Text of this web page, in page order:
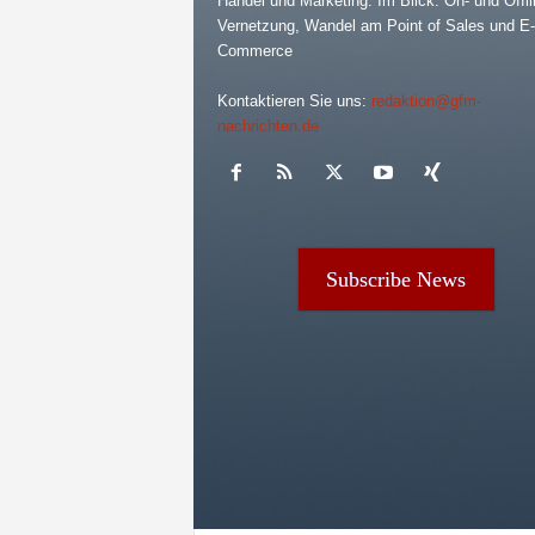
Vernetzung, Wandel am Point of Sales und E-
Commerce
Kontaktieren Sie uns: redaktion@gfm-
nachrichten.de
Subscribe News